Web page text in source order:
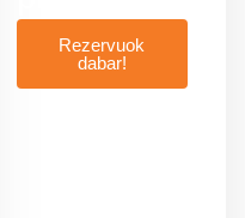
Rezervuok
dabar!